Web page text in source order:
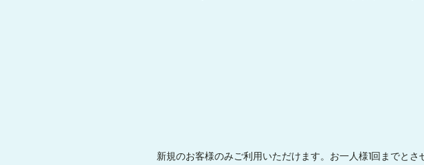
新規のお客様のみご利用いただけます。お一人様1回までと